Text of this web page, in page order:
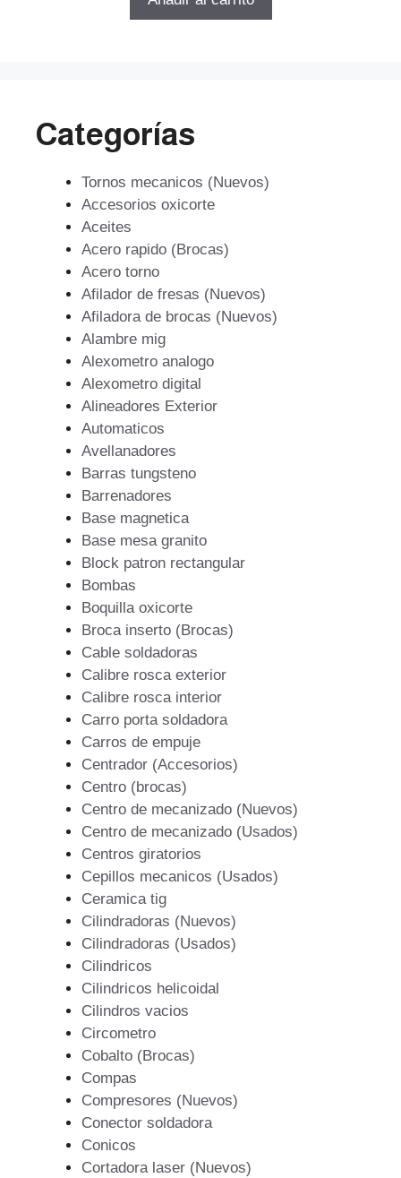
Categorías
Tornos mecanicos (Nuevos)
Accesorios oxicorte
Aceites
Acero rapido (Brocas)
Acero torno
Afilador de fresas (Nuevos)
Afiladora de brocas (Nuevos)
Alambre mig
Alexometro analogo
Alexometro digital
Alineadores Exterior
Automaticos
Avellanadores
Barras tungsteno
Barrenadores
Base magnetica
Base mesa granito
Block patron rectangular
Bombas
Boquilla oxicorte
Broca inserto (Brocas)
Cable soldadoras
Calibre rosca exterior
Calibre rosca interior
Carro porta soldadora
Carros de empuje
Centrador (Accesorios)
Centro (brocas)
Centro de mecanizado (Nuevos)
Centro de mecanizado (Usados)
Centros giratorios
Cepillos mecanicos (Usados)
Ceramica tig
Cilindradoras (Nuevos)
Cilindradoras (Usados)
Cilindricos
Cilindricos helicoidal
Cilindros vacios
Circometro
Cobalto (Brocas)
Compas
Compresores (Nuevos)
Conector soldadora
Conicos
Cortadora laser (Nuevos)